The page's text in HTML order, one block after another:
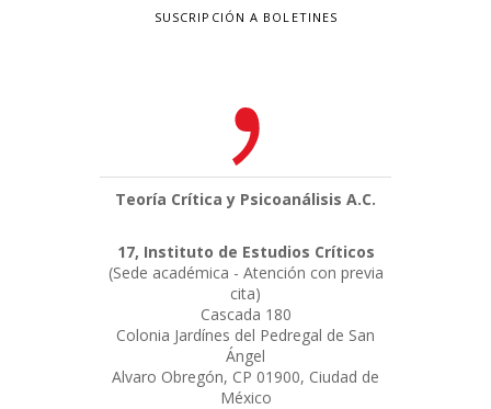
SUSCRIPCIÓN A BOLETINES
Teoría Crítica y Psicoanálisis A.C.
17, Instituto de Estudios Críticos
(Sede académica - Atención con previa
cita)
Cascada 180
Colonia Jardínes del Pedregal de San
Ángel
Alvaro Obregón, CP 01900, Ciudad de
México